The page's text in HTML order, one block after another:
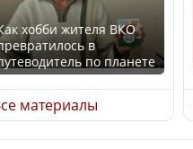
рассказал, из
делают колбасу в
хобби жителя ВКО
в
по планете
материалы